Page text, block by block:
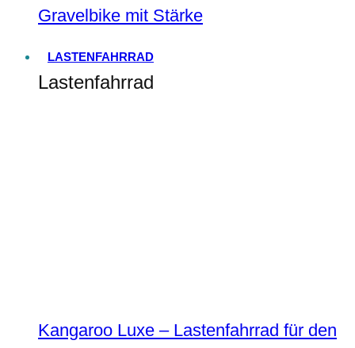
Gravelbike mit Stärke
LASTENFAHRRAD
Lastenfahrrad
Kangaroo Luxe – Lastenfahrrad für den